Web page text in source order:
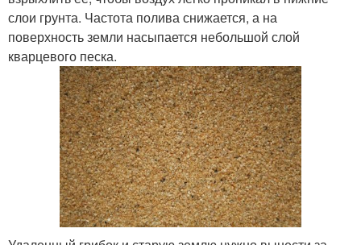
слои грунта. Частота полива снижается, а на
поверхность земли насыпается небольшой слой
кварцевого песка.